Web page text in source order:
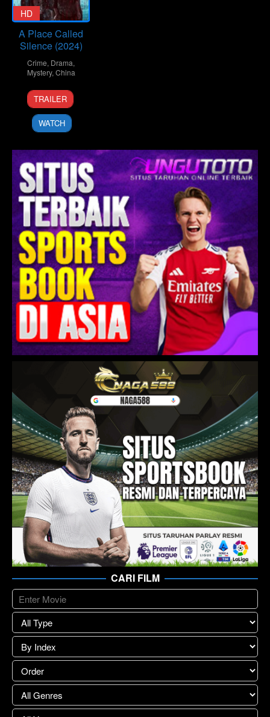
HD
A Place Called
Silence (2024)
Crime, Drama,
Mystery, China
3
Jul
2024
Boon-
lip
Quah
TRAILER
WATCH
CARI FILM